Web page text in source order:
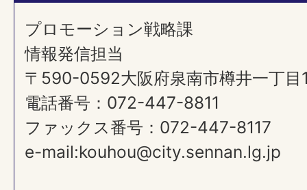
プロモーション戦略課
情報発信担当
〒590-0592大阪府泉南市樽井一丁目
電話番号：072-447-8811
ファックス番号：072-447-8117
e-mail:kouhou@city.sennan.lg.jp